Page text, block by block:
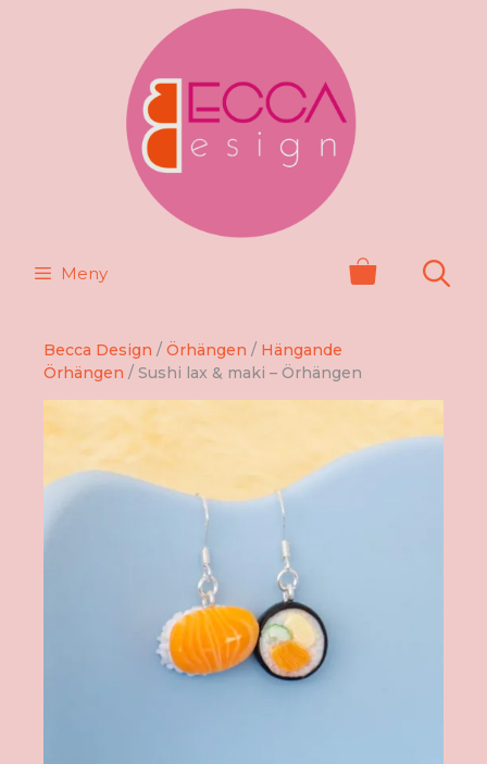
Meny
Becca Design / Örhängen / Hängande
Örhängen / Sushi lax & maki – Örhängen